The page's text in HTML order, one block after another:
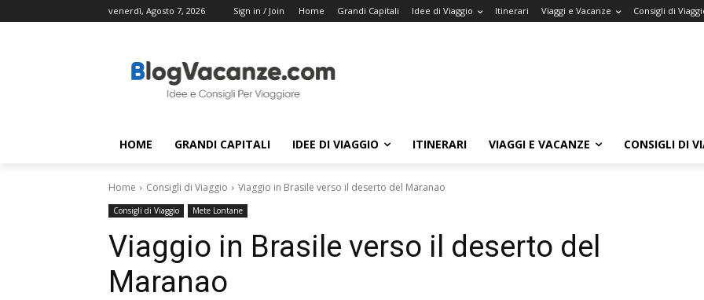
venerdì, Agosto 7, 2026 Sign in / Join Home Grandi Capitali Idee di Viaggio Itinerari Viaggi e Vacanze Consigli di
HOME GRANDI CAPITALI IDEE DI VIAGGIO ITINERARI VIAGGI E VACANZE CONSIGLI DI
Home Consigli di Viaggio Viaggio in Brasile verso il deserto del Maranao
Consigli di Viaggio Mete Lontane
Viaggio in Brasile verso il deserto del
Maranao